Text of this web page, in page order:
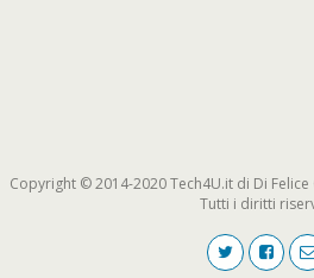
Copyright © 2014-2020 Tech4U.it di Di Felice
Tutti i diritti